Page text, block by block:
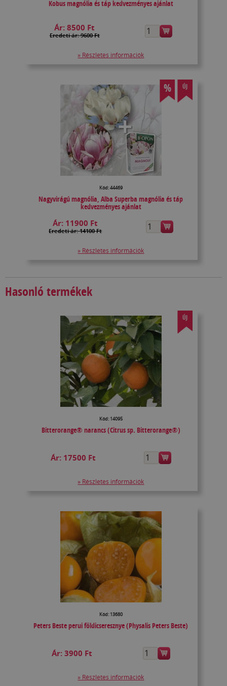
Kobus magnólia és táp kedvezményes ajánlat
Ár:8500 Ft
Eredeti ár: 9600 Ft
» Részletes információk
% ÚJ
Kód: 44469
Nagyvirágú magnólia, Alba Superba magnólia és táp
kedvezményes ajánlat
Ár: 11900 Ft
Eredeti ár: 14100 Ft
» Részletes információk
Hasonló termékek
ÚJ
Kód: 14095
Bitterorange® narancs (Citrus sp. Bitterorange®)
Ár: 17500 Ft
» Részletes információk
Kód: 13680
Peters Beste perui földicseresznye (Physalis Peters Beste)
Ár:3900 Ft
» Részletes információk